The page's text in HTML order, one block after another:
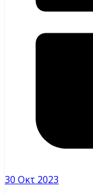
30 Οκτ 2023